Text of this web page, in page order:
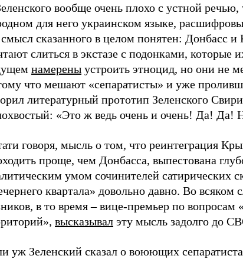
вообще очень плохо с устной речью,
для него украинском языке,
сказанного в целом понятен: Донбасс
слиться в экстазе с подонками, которые
намерены устроить этноцид, но они не
что мешают «сепаратисты» и уже
литературный прототип Зеленского
«Это ж ведь очень и очень! Да! Да!
говоря, мысль о том, что реинтеграция
проще, чем Донбасса, выпестована
умом сочинителей сатирических
квартала» довольно давно. Во всяком
в то время – вице-премьер по вопросам
высказывал эту мысль задолго до
уж Зеленский сказал о воюющих